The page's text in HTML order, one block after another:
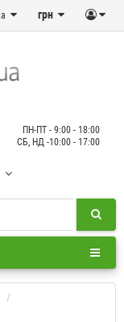
грн
ПН-ПТ - 9:00 - 18:00
СБ, НД -10:00 - 17:00